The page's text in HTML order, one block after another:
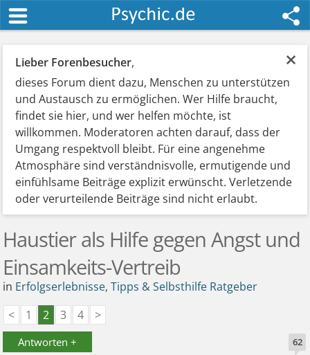
×
Lieber Forenbesucher,
dieses Forum dient dazu, Menschen zu unterstützen
und Austausch zu ermöglichen. Wer Hilfe braucht,
findet sie hier, und wer helfen möchte, ist
willkommen. Moderatoren achten darauf, dass der
Umgang respektvoll bleibt. Für eine angenehme
Atmosphäre sind verständnisvolle, ermutigende und
einfühlsame Beiträge explizit erwünscht. Verletzende
oder verurteilende Beiträge sind nicht erlaubt.
Haustier als Hilfe gegen Angst und
Einsamkeits-Vertreib
in Erfolgserlebnisse, Tipps & Selbsthilfe Ratgeber
<
1 2 3 4 >
Antworten + 62